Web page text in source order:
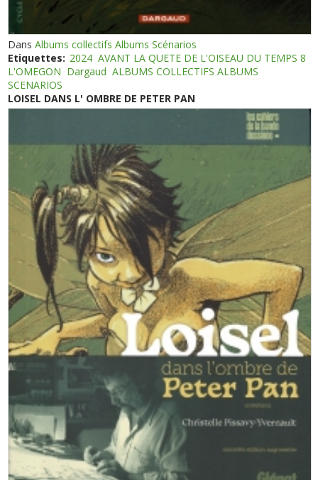
DansAlbums collectifs Albums Scénarios
Etiquettes: 2024 AVANT LA QUETE DE L'OISEAU DU TEMPS 8
L'OMEGON Dargaud ALBUMS COLLECTIFS ALBUMS
SCENARIOS
LOISEL DANS L' OMBRE DE PETER PAN